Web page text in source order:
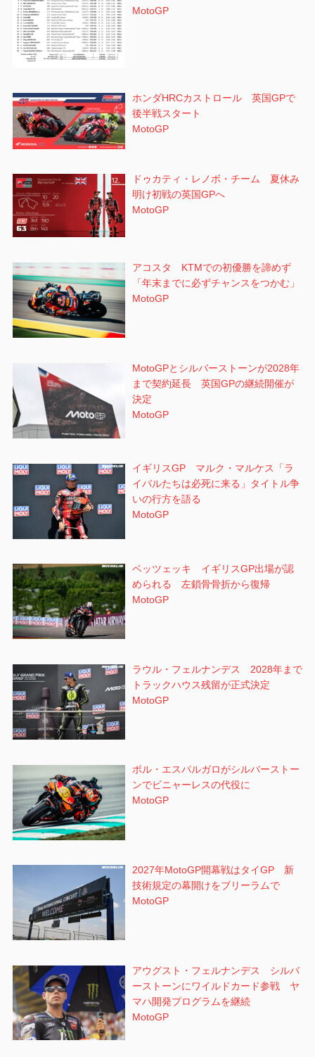
MotoGP
ホンダHRCカストロール 英国GPで
後半戦スタート
MotoGP
ドゥカティ・レノボ・チーム 夏休み
明け初戦の英国GPへ
MotoGP
アコスタ KTMでの初優勝を諦めず
「年末までに必ずチャンスをつかむ」
MotoGP
MotoGPとシルバーストーンが2028年
まで契約延長 英国GPの継続開催が
決定
MotoGP
イギリスGP マルク・マルケス「ラ
イバルたちは必死に来る」タイトル争
いの行方を語る
MotoGP
ベッツェッキ イギリスGP出場が認
められる 左鎖骨骨折から復帰
MotoGP
ラウル・フェルナンデス 2028年まで
トラックハウス残留が正式決定
MotoGP
ポル・エスパルガロがシルバーストー
ンでビニャーレスの代役に
MotoGP
2027年MotoGP開幕戦はタイGP 新
技術規定の幕開けをブリーラムで
MotoGP
アウグスト・フェルナンデス シルバ
ーストーンにワイルドカード参戦 ヤ
マハ開発プログラムを継続
MotoGP